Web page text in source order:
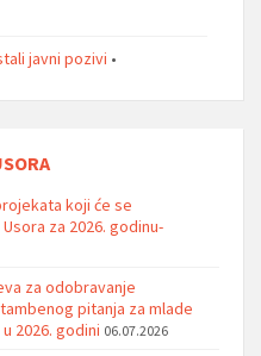
javni pozivi •
koji će se
za 2026. godinu-
za odobravanje
pitanja za mlade
2026. godini 06.07.2026